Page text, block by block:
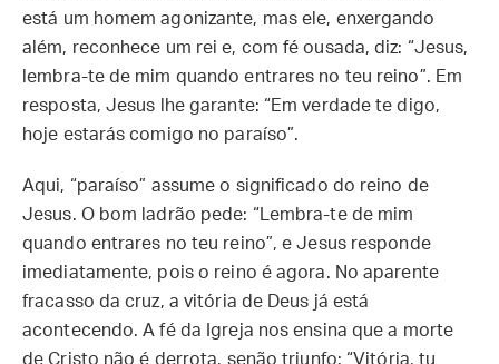
está um homem agonizante, mas ele, enxergando
além, reconhece um rei e, com fé ousada, diz: “Jesus,
lembra-te de mim quando entrares no teu reino”. Em
resposta, Jesus lhe garante: “Em verdade te digo,
hoje estarás comigo no paraíso”.
Aqui, “paraíso” assume o significado do reino de
Jesus. O bom ladrão pede: “Lembra-te de mim
quando entrares no teu reino”, e Jesus responde
imediatamente, pois o reino é agora. No aparente
fracasso da cruz, a vitória de Deus já está
acontecendo. A fé da Igreja nos ensina que a morte
de Cristo não é derrota, senão triunfo: “Vitória, tu